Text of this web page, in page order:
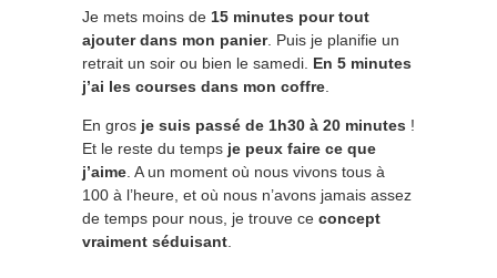
Je mets moins de 15 minutes pour tout
ajouter dans mon panier. Puis je planifie un
retrait un soir ou bien le samedi. En 5 minutes
j’ai les courses dans mon coffre
En gros je suis passé de 1h30 à 20 minutes !
Et le reste du temps je peux faire ce que
j’aime . A un moment où nous vivons tous à
100 à l’heure, et où nous n’avons jamais assez
de temps pour nous, je trouve ce concept
vraiment séduisant